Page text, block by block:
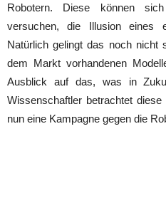
Robotern. Diese können
versuchen, die Illusion eines
Natürlich gelingt das noch nicht
dem Markt vorhandenen
Ausblick auf das, was in
Wissenschaftler betrachtet
nun eine Kampagne gegen die